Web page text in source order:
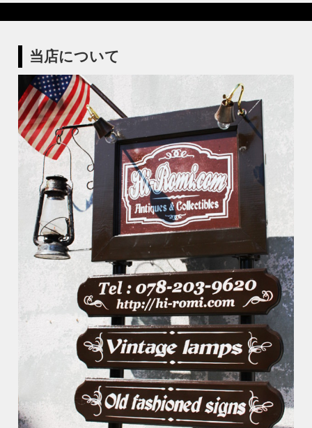
当店について